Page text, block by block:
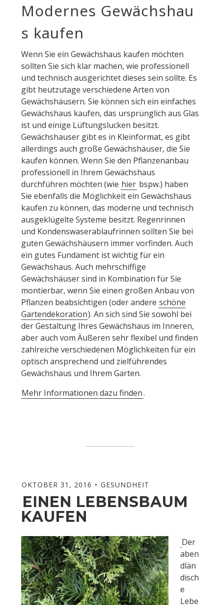
Modernes Gewächshau
s kaufen
Wenn Sie ein Gewächshaus kaufen möchten
sollten Sie sich klar machen, wie professionell
und technisch ausgerichtet dieses sein sollte. Es
gibt heutzutage verschiedene Arten von
Gewächshäusern. Sie können sich ein einfaches
Gewächshaus kaufen, das ursprünglich aus Glas
ist und einige Lüftungslucken besitzt.
Gewächshauser gibt es in Kleinformat, es gibt
allerdings auch große Gewächshäuser, die Sie
kaufen können. Wenn Sie den Pflanzenanbau
professionell in Ihrem Gewächshaus
durchführen möchten (wie hier bspw.) haben
Sie ebenfalls die Möglichkeit ein Gewächshaus
kaufen zu können, das moderne und technisch
ausgeklügelte Systeme besitzt. Regenrinnen
und Kondenswaserablaufrinnen sollten Sie bei
guten Gewächshäusern immer vorfinden. Auch
ein gutes Fundament ist wichtig für ein
Gewächshaus. Auch mehrschiffige
Gewächshäuser sind in Kombination für Sie
montierbar, wenn Sie einen großen Anbau von
Pflanzen beabsichtigen (oder andere schöne
Gartendekoration). An sich sind Sie sowohl bei
der Gestaltung Ihres Gewächshaus im Inneren,
aber auch vom Äußeren sehr flexibel und finden
zahlreiche verschiedenen Möglichkeiten für ein
optisch ansprechend und zielführendes
Gewächshaus und Ihrem Garten.
Mehr Informationen dazu finden.
OKTOBER 31, 2016 GESUNDHEIT
EINEN LEBENSBAUM
KAUFEN
Der
aben
dlän
disch
e
Lebe